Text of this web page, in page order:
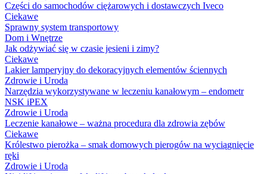
Części do samochodów ciężarowych i dostawczych Iveco
Ciekawe
Sprawny system transportowy
Dom i Wnętrze
Jak odżywiać się w czasie jesieni i zimy?
Ciekawe
Lakier lamperyjny do dekoracyjnych elementów ściennych
Zdrowie i Uroda
Narzędzia wykorzystywane w leczeniu kanałowym – endometr
NSK iPEX
Zdrowie i Uroda
Leczenie kanałowe – ważna procedura dla zdrowia zębów
Ciekawe
Królestwo pierożka – smak domowych pierogów na wyciągnięcie
ręki
Zdrowie i Uroda